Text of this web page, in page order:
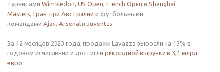
турнирами Wimbledon, US Open, French Open и Shanghai
Masters, Гран-при Австралии и футбольными
командами Ajax, Arsenal и Juventus.
За 12 месяцев 2023 года, продажи Lavazza выросли на 13% в
годовом исчислении и достигли рекордной выручки в 3,1 млрд
евро.